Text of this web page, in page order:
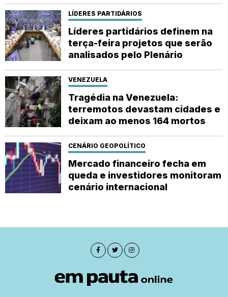
LÍDERES PARTIDÁRIOS
Líderes partidários definem na
terça-feira projetos que serão
analisados pelo Plenário
VENEZUELA
Tragédia na Venezuela:
terremotos devastam cidades e
deixam ao menos 164 mortos
CENÁRIO GEOPOLÍTICO
Mercado financeiro fecha em
queda e investidores monitoram
cenário internacional